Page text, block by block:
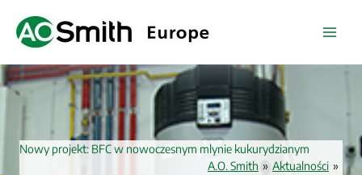
treści
Nowy projekt: BFC w nowoczesnym mlynie kukurydzianym
A.O. Smith » Aktualności »